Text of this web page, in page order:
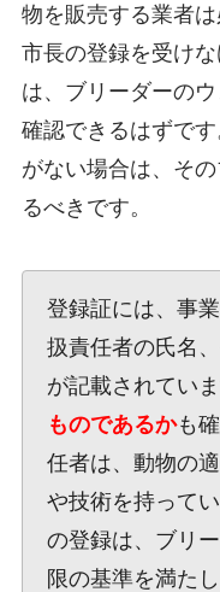
物を販売する業者
市長の登録を受け
は、ブリーダーの
確認できるはずで
がない場合は、そ
るべきです。
登録証には、事
扱責任者の氏名
が記載されてい
ものであるかも
任者は、動物の
や技術を持って
の登録は、ブリ
限の基準を満た